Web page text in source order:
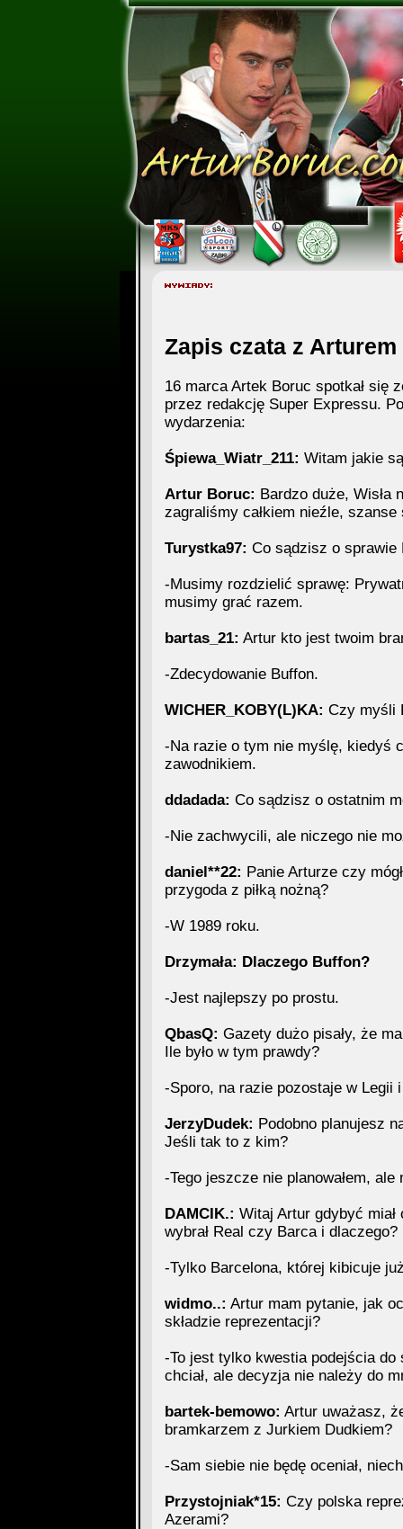
Zapis czata z Arturem
16 marca Artek Boruc spotkał się
przez redakcję Super Expressu.
wydarzenia:
Śpiewa_Wiatr_211: Witam jakie
Artur Boruc: Bardzo duże, Wisła
zagraliśmy całkiem nieźle, szanse
Turystka97: Co sądzisz o sprawie
-Musimy rozdzielić sprawę:
musimy grać razem.
bartas_21: Artur kto jest twoim
-Zdecydowanie Buffon.
WICHER_KOBY(L)KA: Czy myśli
-Na razie o tym nie myślę, kiedyś
zawodnikiem.
ddadada: Co sądzisz o ostatnim
-Nie zachwycili, ale niczego nie
daniel**22: Panie Arturze czy
przygoda z piłką nożną?
-W 1989 roku.
Drzymała: Dlaczego Buffon?
-Jest najlepszy po prostu.
QbasQ: Gazety dużo pisały, że
Ile było w tym prawdy?
-Sporo, na razie pozostaje w Legii
JerzyDudek: Podobno planujesz
Jeśli tak to z kim?
-Tego jeszcze nie planowałem,
DAMCIK.: Witaj Artur gdybyć
wybrał Real czy Barca i dlaczego?
-Tylko Barcelona, której kibicuje
widmo..: Artur mam pytanie, jak
składzie reprezentacji?
-To jest tylko kwestia podejścia
chciał, ale decyzja nie należy do
bartek-bemowo: Artur uważasz,
bramkarzem z Jurkiem Dudkiem?
-Sam siebie nie będę oceniał,
Przystojniak*15: Czy polska
Azerami?